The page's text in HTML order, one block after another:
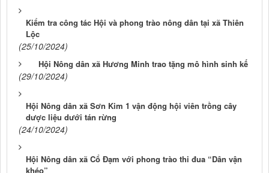
Kiểm tra công tác Hội và phong trào nông dân tại xã Thiên
Lộc
(25/10/2024)
Hội Nông dân xã Hương Minh trao tặng mô hình sinh kế
(29/10/2024)
Hội Nông dân xã Sơn Kim 1 vận động hội viên trồng cây
dược liệu dưới tán rừng
(24/10/2024)
Hội Nông dân xã Cổ Đạm với phong trào thi đua “Dân vận
khéo”